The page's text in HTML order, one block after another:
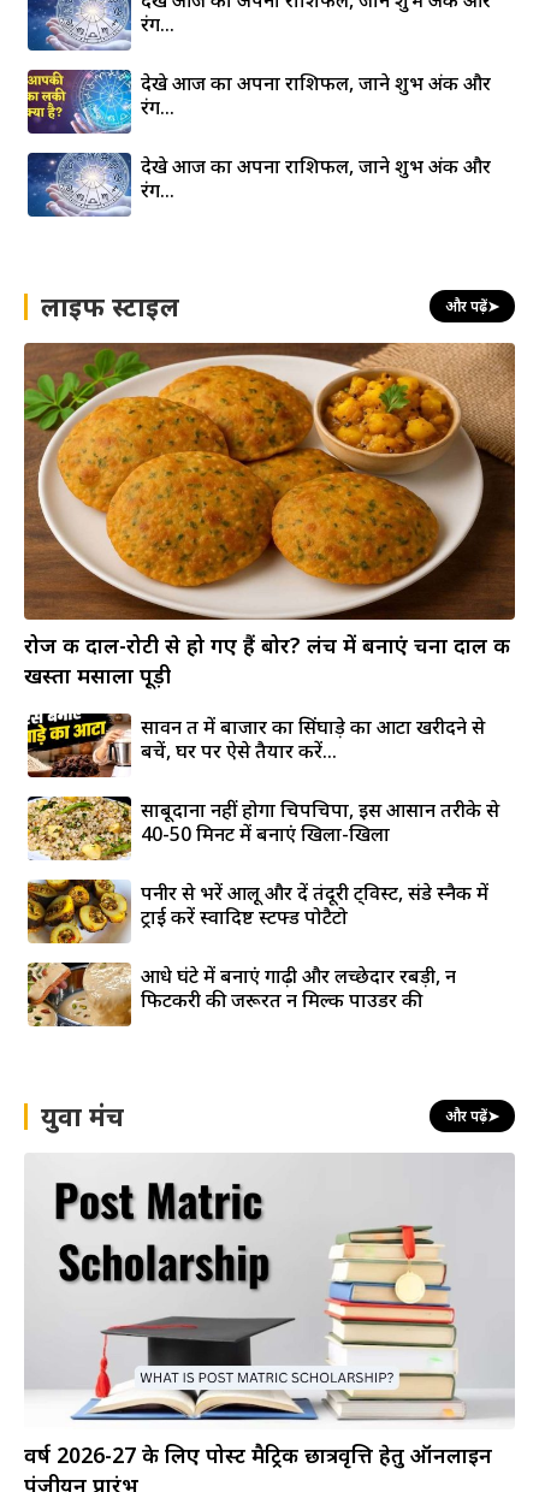
रंग…
देखे आज का अपना राशिफल, जाने शुभ अंक और
रंग…
देखे आज का अपना राशिफल, जाने शुभ अंक और
रंग…
लाइफ स्टाइल और पढ़ें➤
रोज की दाल-रोटी से हो गए हैं बोर? लंच में बनाएं चना दाल की
खस्ता मसाला पूड़ी
सावन व्रत में बाजार का सिंघाड़े का आटा खरीदने से
बचें, घर पर ऐसे तैयार करें...
साबूदाना नहीं होगा चिपचिपा, इस आसान तरीके से
40-50 मिनट में बनाएं खिला-खिला
पनीर से भरें आलू और दें तंदूरी ट्विस्ट, संडे स्नैक में
ट्राई करें स्वादिष्ट स्टफ्ड पोटैटो
आधे घंटे में बनाएं गाढ़ी और लच्छेदार रबड़ी, न
फिटकरी की जरूरत न मिल्क पाउडर की
युवा मंच और पढ़ें➤
वर्ष 2026-27 के लिए पोस्ट मैट्रिक छात्रवृत्ति हेतु ऑनलाइन
पंजीयन प्रारंभ